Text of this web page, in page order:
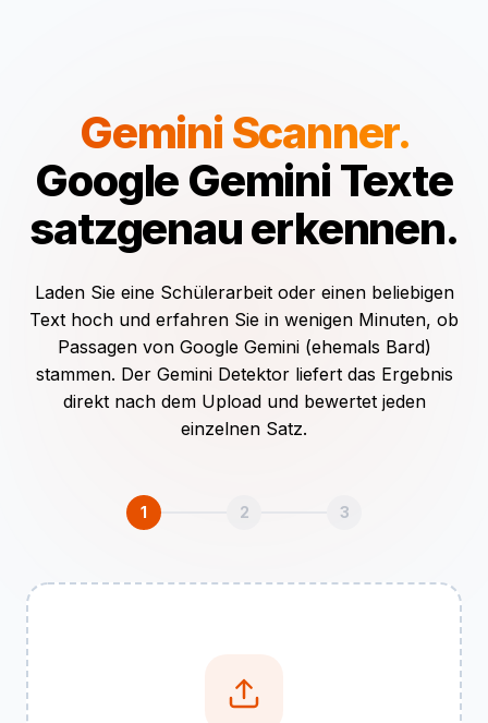
Gemini Scanner.
Google Gemini Texte
satzgenau erkennen.
Laden Sie eine Schülerarbeit oder einen beliebigen
Text hoch und erfahren Sie in wenigen Minuten, ob
Passagen von Google Gemini (ehemals Bard)
stammen. Der Gemini Detektor liefert das Ergebnis
direkt nach dem Upload und bewertet jeden
einzelnen Satz.
1 2 3